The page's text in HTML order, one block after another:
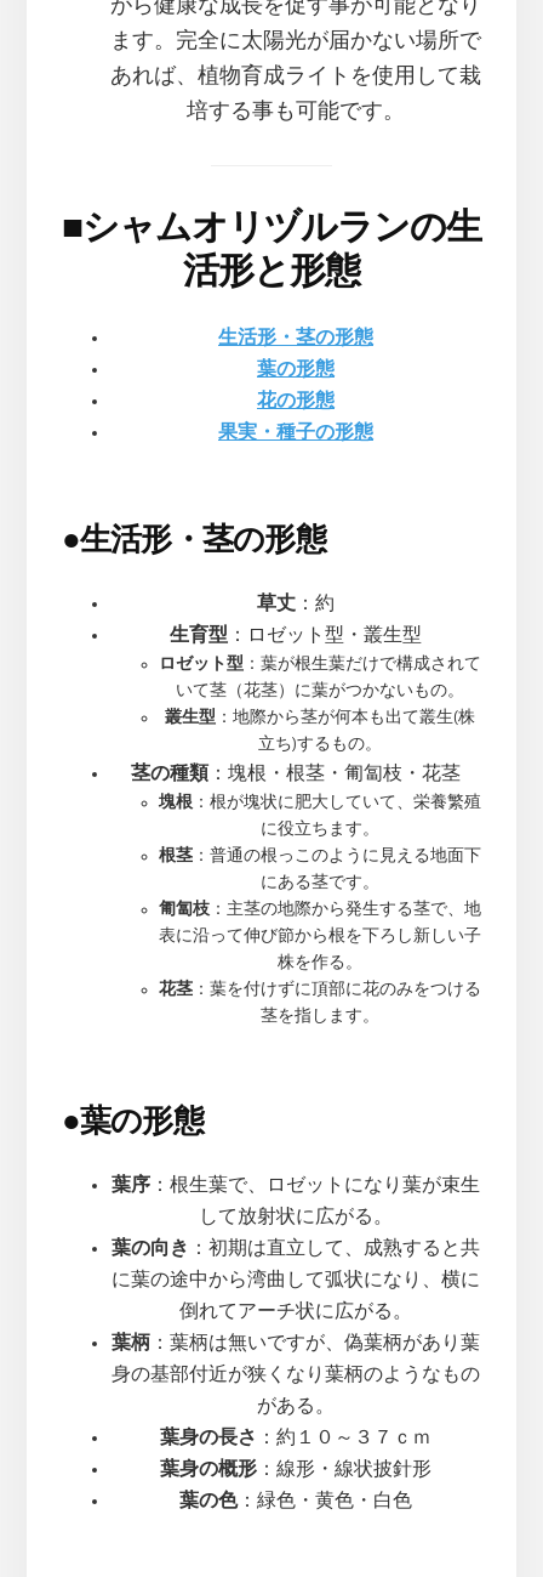
がら健康な成長を促す事が可能となり
ます。完全に太陽光が届かない場所で
あれば、植物育成ライトを使用して栽
培する事も可能です。
■シャムオリヅルランの生
活形と形態
生活形・茎の形態
葉の形態
花の形態
果実・種子の形態
●生活形・茎の形態
草丈 ：約
生育型 ：ロゼット型・叢生型
ロゼット型 ：葉が根生葉だけで構成されて
いて茎（花茎）に葉がつかないもの。
叢生型 ：地際から茎が何本も出て叢生(株
立ち)するもの。
茎の種類 ：塊根・根茎・匍匐枝・花茎
塊根 ：根が塊状に肥大していて、栄養繁殖
に役立ちます。
根茎 ：普通の根っこのように見える地面下
にある茎です。
匍匐枝 ：主茎の地際から発生する茎で、地
表に沿って伸び節から根を下ろし新しい子
株を作る。
花茎 ：葉を付けずに頂部に花のみをつける
茎を指します。
●葉の形態
葉序 ：根生葉で、ロゼットになり葉が束生
して放射状に広がる。
葉の向き ：初期は直立して、成熟すると共
に葉の途中から湾曲して弧状になり、横に
倒れてアーチ状に広がる。
葉柄 ：葉柄は無いですが、偽葉柄があり葉
身の基部付近が狭くなり葉柄のようなもの
がある。
葉身の長さ ：約１０～３７ｃｍ
葉身の概形 ：線形・線状披針形
葉の色：緑色・黄色・白色